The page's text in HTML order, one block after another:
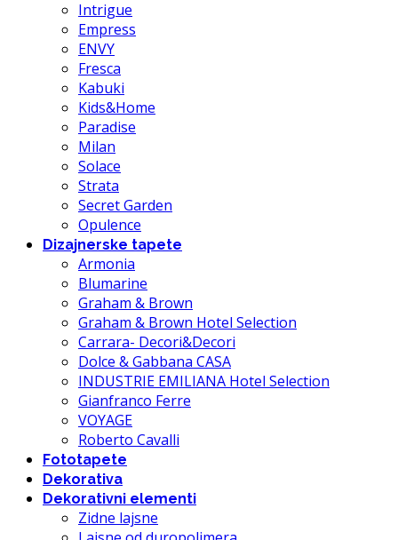
Intrigue
Empress
ENVY
Fresca
Kabuki
Kids&Home
Paradise
Milan
Solace
Strata
Secret Garden
Opulence
Dizajnerske tapete
Armonia
Blumarine
Graham & Brown
Graham & Brown Hotel Selection
Carrara- Decori&Decori
Dolce & Gabbana CASA
INDUSTRIE EMILIANA Hotel Selection
Gianfranco Ferre
VOYAGE
Roberto Cavalli
Fototapete
Dekorativa
Dekorativni elementi
Zidne lajsne